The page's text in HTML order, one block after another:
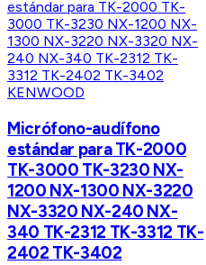
KENWOOD
Micrófono-audífono
estándar para TK-2000
TK-3000 TK-3230 NX-
1200 NX-1300 NX-3220
NX-3320 NX-240 NX-
340 TK-2312 TK-3312 TK-
2402 TK-3402